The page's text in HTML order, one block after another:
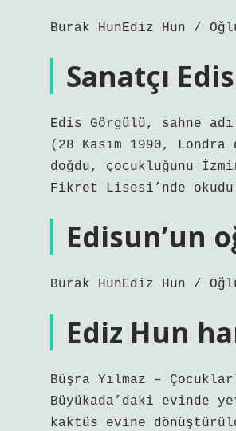
Burak HunEdiz Hun /
Sanatçı
Edis Görgülü, sahne
(28 Kasım 1990,
doğdu, çocukluğunu
Fikret Lisesi’nde
Edisun’un
Burak HunEdiz Hun /
Ediz Hun
Büşra Yılmaz –
Büyükada’daki evinde
kaktüs evine